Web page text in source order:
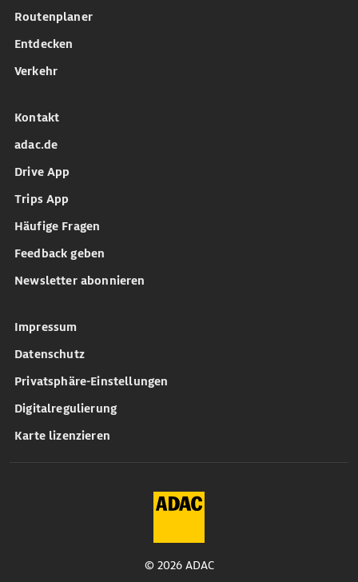
Routenplaner
Entdecken
Verkehr
Kontakt
adac.de
Drive App
Trips App
Häufige Fragen
Feedback geben
Newsletter abonnieren
Impressum
Datenschutz
Privatsphäre-Einstellungen
Digitalregulierung
Karte lizenzieren
© 2026 ADAC